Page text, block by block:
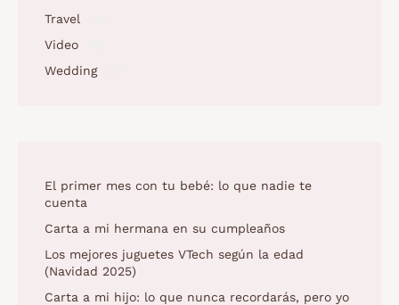
Travel
Video
Wedding
El primer mes con tu bebé: lo que nadie te
cuenta
Carta a mi hermana en su cumpleaños
Los mejores juguetes VTech según la edad
(Navidad 2025)
Carta a mi hijo: lo que nunca recordarás, pero yo